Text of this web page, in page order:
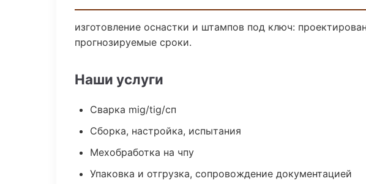
изготовление оснастки и штампов под ключ:
прогнозируемые сроки.
Наши услуги
Сварка mig/tig/сп
Сборка, настройка, испытания
Мехобработка на чпу
Упаковка и отгрузка, сопровождение документацией